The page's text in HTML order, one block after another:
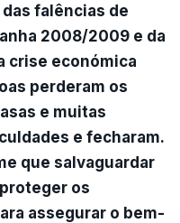
falências de
2008/2009 e da
crise económica
perderam os
e muitas
e fecharam.
que salvaguardar
os
assegurar o bem-